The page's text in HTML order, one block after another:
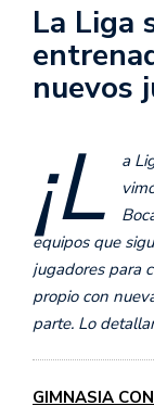
La Liga
nuevos
¡L
a
equipos que
jugadores para
propio con
parte. Lo
GIMNASIA